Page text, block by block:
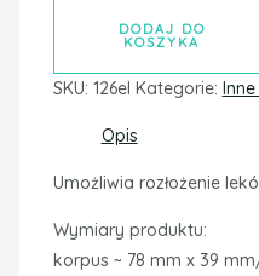
DODAJ DO
KOSZYKA
SKU: 126el Kategorie:
Opis
Umożliwia rozłożenie
Wymiary produktu:
korpus ~ 78 mm x 39